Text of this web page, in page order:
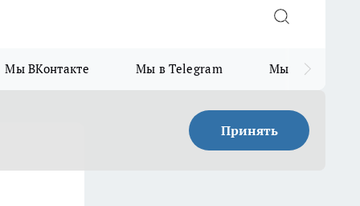
Мы ВКонтакте Мы в Telegram Мы в MAX
Принять